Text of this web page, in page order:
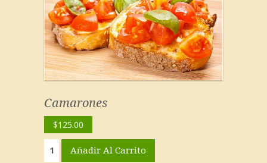
Camarones
$125.00
cantidadAñadir Al Carrito